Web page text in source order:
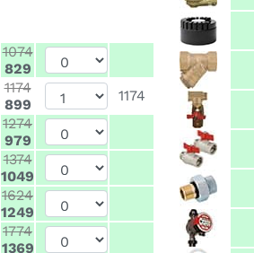
1074
829
1174
899
1174
1274
979
1374
1049
1624
1249
1774
1369